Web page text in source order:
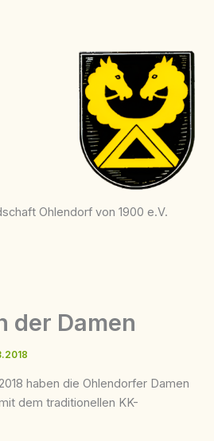
Ohlendorf von 1900 e.V.
der Damen
haben die Ohlendorfer Damen
dem traditionellen KK-